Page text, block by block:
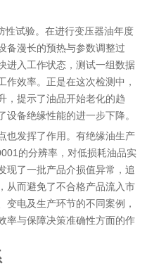
性试验。在进行变压器油年度
备漫长的预热与参数调整过
进入工作状态，测试一组数据
作效率。正是在这次检测中，
，提示了油品开始老化的趋
备绝缘性能的进一步下降。
也发挥了作用。有绝缘油生产
的分辨率，对低损耗油品实
现了一批产品介损值异常，追
从而避免了不合格产品流入市
变电及生产环节的不同案例，
率与保障决策准确性方面的作